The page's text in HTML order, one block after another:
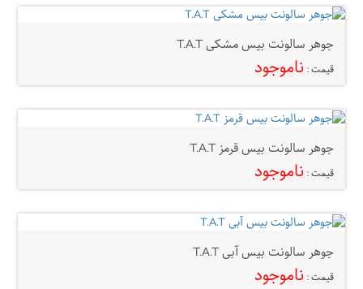
جوهر سالونت بیس مشکی T.A.T
قیمت : ناموجود
جوهر سالونت بیس قرمز T.A.T
قیمت : ناموجود
جوهر سالونت بیس آبی T.A.T
قیمت : ناموجود